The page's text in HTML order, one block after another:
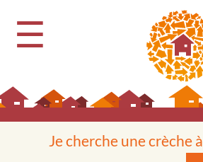
☰
Je cherche une crèche à